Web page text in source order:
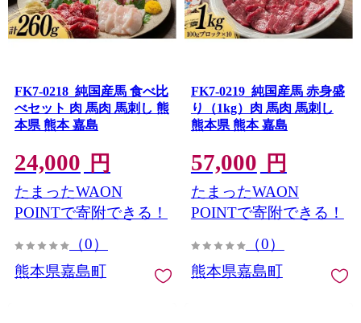
FK7-0218_純国産馬 食べ比
べセット 肉 馬肉 馬刺し 熊
本県 熊本 嘉島
24,000 円
たまったWAON
POINTで寄附できる！
（0）
熊本県嘉島町
FK7-0219_純国産馬 赤身盛
り（1kg）肉 馬肉 馬刺し
熊本県 熊本 嘉島
57,000 円
たまったWAON
POINTで寄附できる！
（0）
熊本県嘉島町